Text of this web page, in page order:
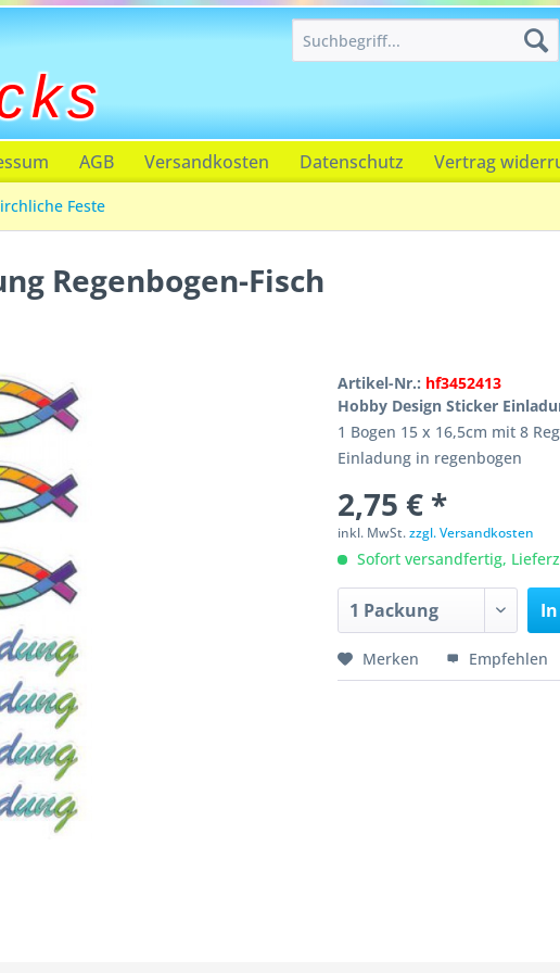
AGB Versandkosten Datenschutz Vertrag
Feste
Regenbogen-Fisch
Artikel-Nr.: hf3452413
Hobby Design Sticker
1 Bogen 15 x 16,5cm mit 8
Einladung in regenbogen
2,75 € *
inkl. MwSt.zzgl. Versandkosten
Sofort versandfertig,
Merken Empfehlen